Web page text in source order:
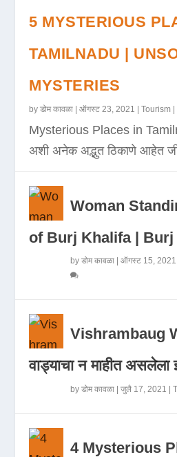
5 MYSTERIOUS
TAMILNADU |
MYSTERIES
byडोम कावळा |ऑगस्ट 23, 2021 |Tourism |
Mysterious Places in
अशी अनेक अद्भुत ठिकाणे आहेत
Woman
of Burj Khalifa | Burj
byडोम कावळा |ऑगस्ट 15, 2021
Vishrambaug
वाड्याचा न माहीत असलेला
byडोम कावळा |जुलै 17, 2021 |
4 Mysterious